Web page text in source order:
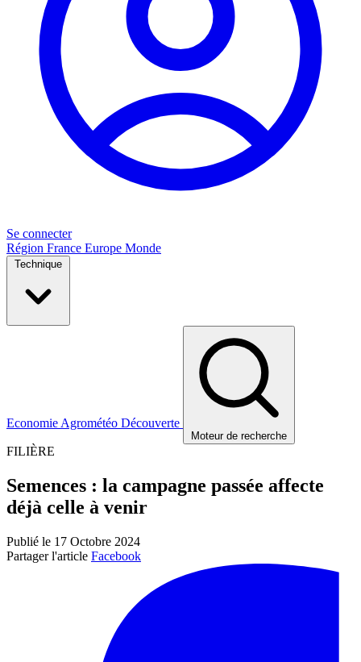
Se connecter
Région France Europe Monde
Technique
Economie Agrométéo Découverte
Moteur de recherche
FILIÈRE
Semences : la campagne passée affecte
déjà celle à venir
Publié le 17 Octobre 2024
Partager l'article Facebook